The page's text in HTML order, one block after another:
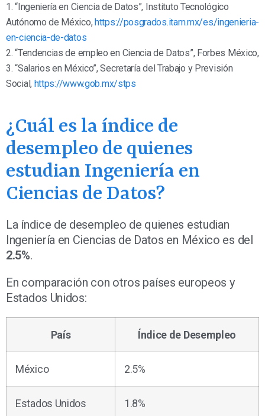
1. “Ingeniería en Ciencia de Datos”, Instituto Tecnológico
Autónomo de México,https://posgrados.itam.mx/es/ingenieria-
en-ciencia-de-datos
2. “Tendencias de empleo en Ciencia de Datos”, Forbes México,
3. “Salarios en México”, Secretaría del Trabajo y Previsión
Social, https://www.gob.mx/stps
¿Cuál es la índice de
desempleo de quienes
estudian Ingeniería en
Ciencias de Datos?
La índice de desempleo de quienes estudian
Ingeniería en Ciencias de Datos en México es del
2.5%.
En comparación con otros países europeos y
Estados Unidos:
País Índice de Desempleo
México 2.5%
Estados Unidos 1.8%